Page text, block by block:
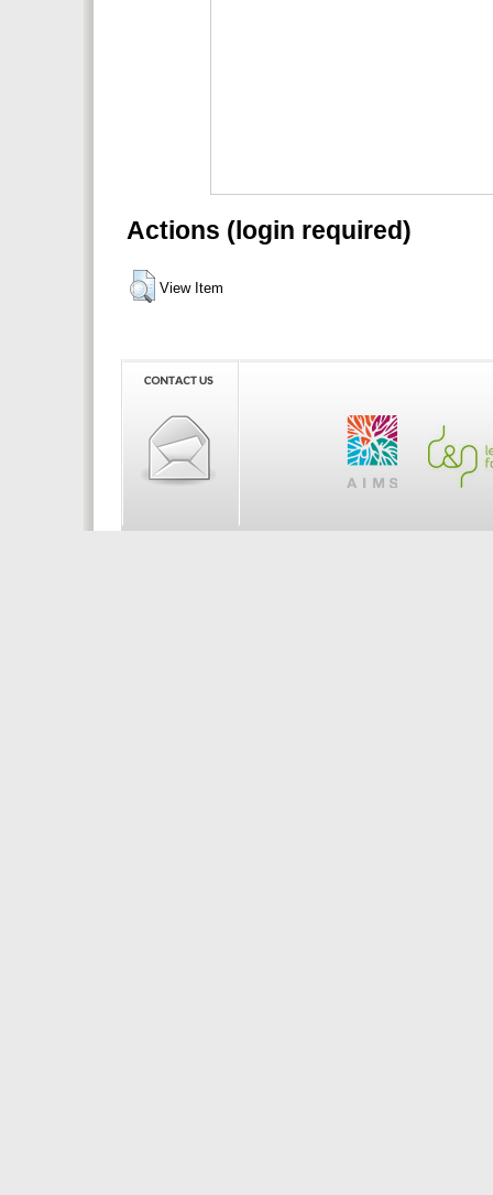
Actions (login required)
View Item